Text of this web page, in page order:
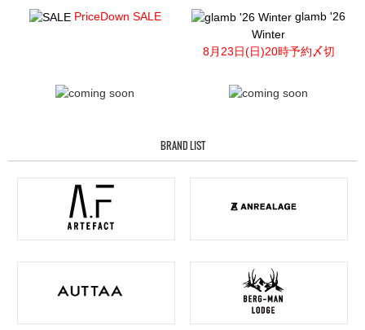
PriceDown SALE
glamb '26
Winter
8月23日(日)20時予約〆切
BRAND LIST